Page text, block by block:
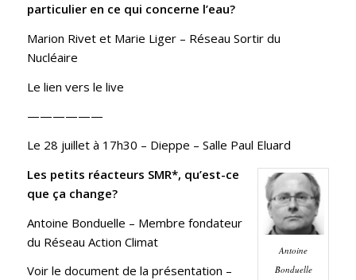
particulier en ce qui concerne l’eau?
Marion Rivet et Marie Liger – Réseau Sortir du
Nucléaire
Le lien vers le live
——————
Le 28 juillet à 17h30 – Dieppe – Salle Paul Eluard
Antoine
Bonduelle
Les petits réacteurs SMR*, qu’est-ce
que ça change?
Antoine Bonduelle – Membre fondateur
du Réseau Action Climat
Voir le document de la présentation –